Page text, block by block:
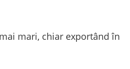
mari, chiar exportând în